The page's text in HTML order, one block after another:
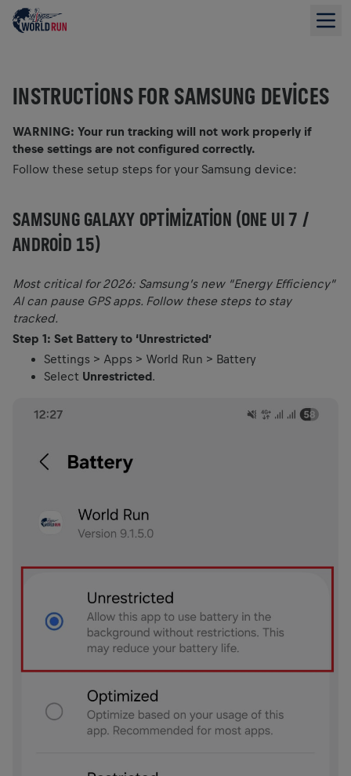
INSTRUCTIONS FOR SAMSUNG DEVICES
WARNING: Your run tracking will not work properly if
these settings are not configured correctly.
Follow these setup steps for your Samsung device:
SAMSUNG GALAXY OPTIMIZATION (ONE UI 7 /
ANDROID 15)
Most critical for 2026: Samsung’s new “Energy Efficiency”
AI can pause GPS apps. Follow these steps to stay
tracked.
Step 1: Set Battery to ‘Unrestricted’
Settings > Apps > World Run > Battery
Select Unrestricted.